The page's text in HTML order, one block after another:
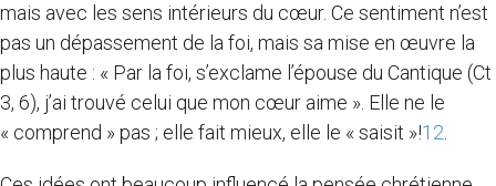
mais avec les sens intérieurs du cœur. Ce sentiment n’est
pas un dépassement de la foi, mais sa mise en œuvre la
plus haute : « Par la foi, s’exclame l’épouse du Cantique (Ct
3, 6), j’ai trouvé celui que mon cœur aime ». Elle ne le
« comprend » pas ; elle fait mieux, elle le « saisit »!12